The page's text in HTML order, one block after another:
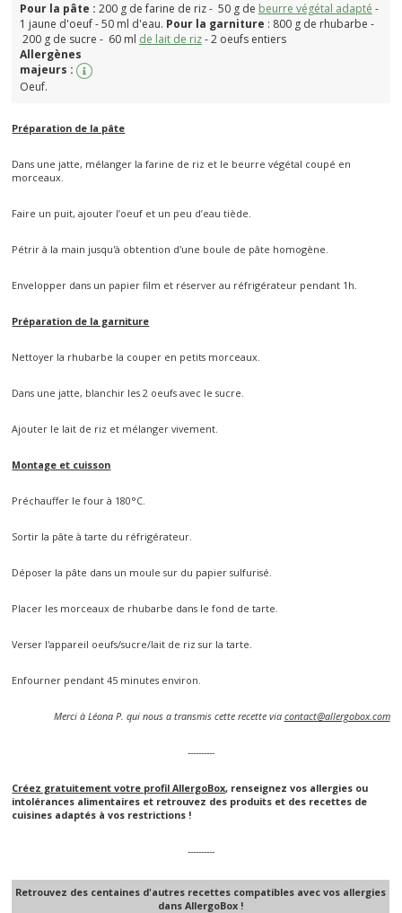
Pour la pâte : 200 g de farine de riz - 50 g de beurre végétal adapté -
1 jaune d'oeuf - 50 ml d'eau. Pour la garniture : 800 g de rhubarbe -
200 g de sucre - 60 ml de lait de riz- 2 oeufs entiers
Allergènes
majeurs :
Oeuf.
Préparation de la pâte
Dans une jatte, mélanger la farine de riz et le beurre végétal coupé en
morceaux.
Faire un puit, ajouter l’oeuf et un peu d’eau tiède.
Pétrir à la main jusqu'à obtention d'une boule de pâte homogène.
Envelopper dans un papier film et réserver au réfrigérateur pendant 1h.
Préparation de la garniture
Nettoyer la rhubarbe la couper en petits morceaux.
Dans une jatte, blanchir les 2 oeufs avec le sucre.
Ajouter le lait de riz et mélanger vivement.
Montage et cuisson
Préchauffer le four à 180°C.
Sortir la pâte à tarte du réfrigérateur.
Déposer la pâte dans un moule sur du papier sulfurisé.
Placer les morceaux de rhubarbe dans le fond de tarte.
Verser l'appareil oeufs/sucre/lait de riz sur la tarte.
Enfourner pendant 45 minutes environ.
Merci à Léona P. qui nous a transmis cette recette via contact@allergobox.com
----------
Créez gratuitement votre profil AllergoBox, renseignez vos allergies ou
intolérances alimentaires et retrouvez des produits et des recettes de
cuisines adaptés à vos restrictions !
----------
Retrouvez des centaines d'autres recettes compatibles avec vos allergies
dans AllergoBox !